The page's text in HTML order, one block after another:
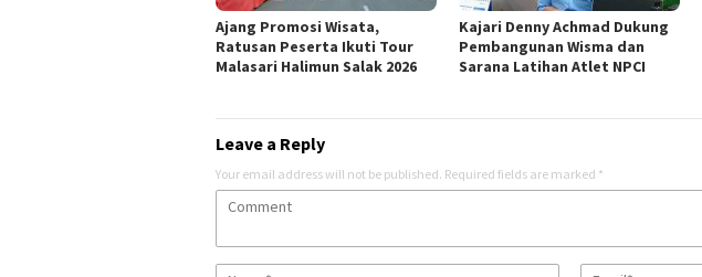
Ajang Promosi Wisata,
Ratusan Peserta Ikuti Tour
Malasari Halimun Salak 2026
Kajari Denny Achmad Dukung
Pembangunan Wisma dan
Sarana Latihan Atlet NPCI
Leave a Reply
Your email address will not be published. Required fields are marked *